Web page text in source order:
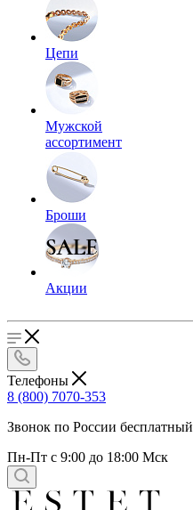
Цепи
Мужской
ассортимент
Броши
Акции
Телефоны
8 (800) 7070-353
Звонок по России бесплатный
Пн-Пт с 9:00 до 18:00 Мск